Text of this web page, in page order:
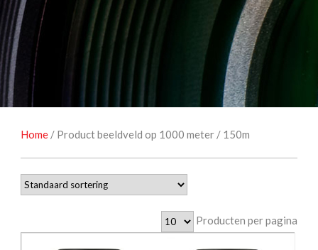
CAMERA’S OBJECTIEVEN ACCESSOIRES
NATUUROBSERVATIE
STUDIOFOTOGRAFIE
Home / Product beeldveld op 1000 meter / 150m
Producten per pagina